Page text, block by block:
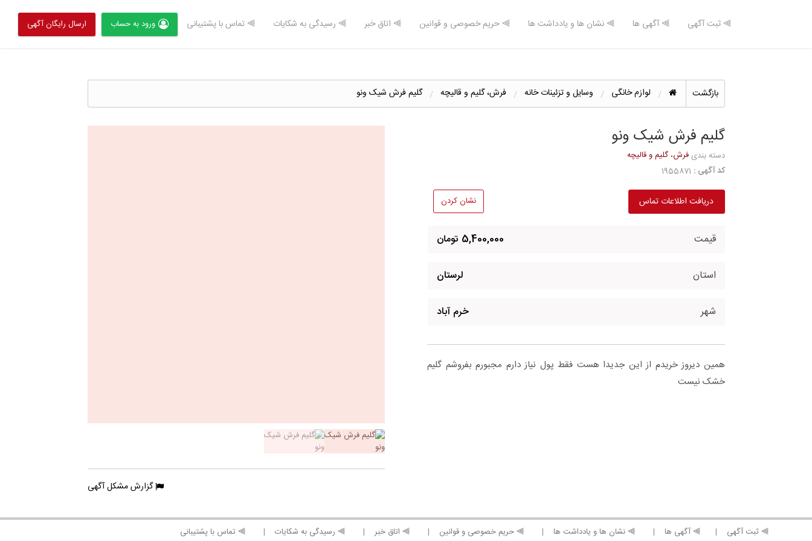
⫸ ثبت آگهی ⫸ آگهی ها ⫸ نشان ها و یادداشت ها ⫸ حریم خصوصی و قوانین ⫸ اتاق خبر ⫸ رسیدگی به شکایات ⫸ تماس با پشتیبانی ورود به حساب ارسال رایگان آگهی
بازگشت لوازم خانگی وسایل و تزئینات خانه فرش، گلیم و قالیچه گلیم فرش شیک ونو
گلیم فرش شیک ونو
دسته بندیفرش، گلیم و قالیچه
کد آگهی :
دریافت اطلاعات تماس نشان کردن
قیمت 5,400,000 تومان
استان لرستان
شهر خرم آباد
همین دیروز خریدم از این جدیدا هست فقط پول نیاز دارم مجبورم بفروشم گلیم
خشک نیست
گزارش مشکل آگهی
⫸ ثبت آگهی ⫸ آگهی ها ⫸ نشان ها و یادداشت ها ⫸ حریم خصوصی و قوانین ⫸ اتاق خبر ⫸ رسیدگی به شکایات ⫸ تماس با پشتیبانی